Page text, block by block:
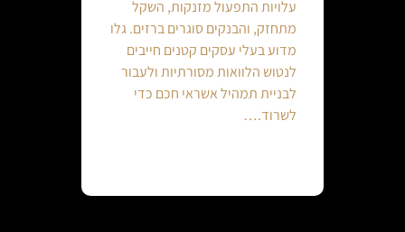
עלויות התפעול מזנקות, השקל
מתחזק, והבנקים סוגרים ברזים. גלו
מדוע בעלי עסקים קטנים חייבים
לנטוש הלוואות מסורתיות ולעבור
לבניית תמהיל אשראי חכם כדי
לשרוד.…